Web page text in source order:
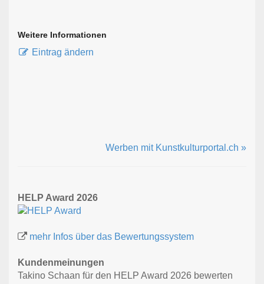
Weitere Informationen
Eintrag ändern
Werben mit Kunstkulturportal.ch »
HELP Award 2026
mehr Infos über das Bewertungssystem
Kundenmeinungen
Takino Schaan für den HELP Award 2026 bewerten